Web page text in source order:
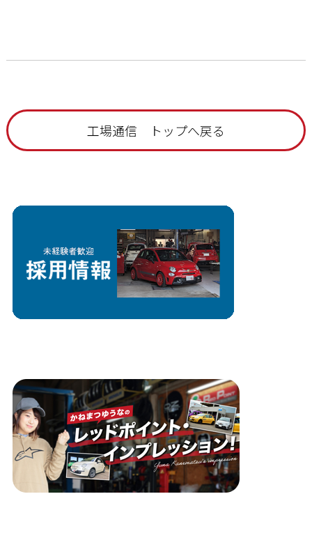
工場通信 トップへ戻る